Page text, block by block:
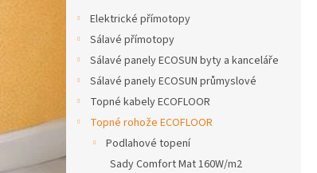
a
e
Elektrické přímotopy
Sálavé přímotopy
Sálavé panely ECOSUN byty a kanceláře
Sálavé panely ECOSUN průmyslové
Topné kabely ECOFLOOR
Topné rohože ECOFLOOR
Podlahové topení
Sady Comfort Mat 160W/m2